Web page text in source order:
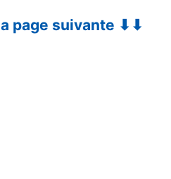
page suivante ⬇⬇